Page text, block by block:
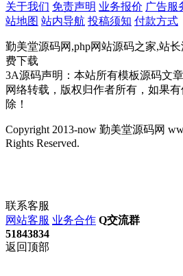
关于我们 免责声明 业务报价 广告服
站地图 站内导航 投稿须知 付款方式
勤美堂源码网,php网站源码之家,站
费下载
3A源码声明：本站所有模板源码文
网络转载，版权归作者所有，如果
除！
Copyright 2013-now 勤美堂源码网
Rights Reserved.
联系客服
网站客服 业务合作 Q交流群
51843834
返回顶部